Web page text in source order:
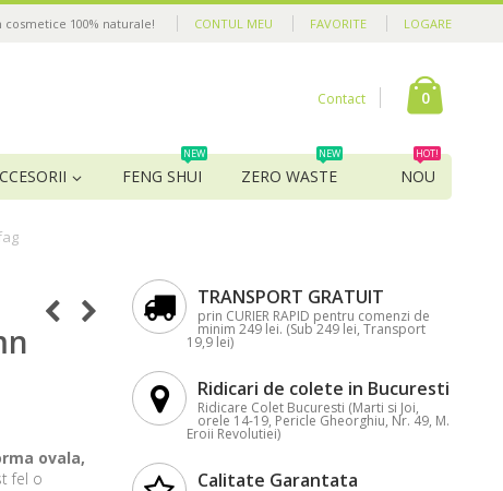
CONTUL MEU FAVORITE LOGARE
100% naturale!
Contact 0
FENG SHUI
NEW
ZERO WASTE
NEW
NOU
HOT!
ovala,
fel o
TRANSPORT GRATUIT
prin CURIER RAPID pentru comenzi de
minim 249 lei. (Sub 249 lei, Transport
19,9 lei)
Ridicari de colete in Bucuresti
Ridicare Colet Bucuresti (Marti si Joi,
orele 14-19, Pericle Gheorghiu, Nr. 49, M.
Eroii Revolutiei)
Calitate Garantata